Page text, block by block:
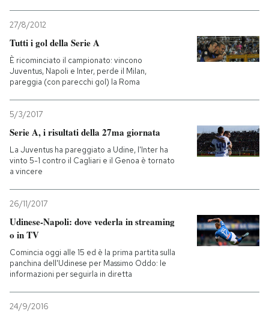
27/8/2012
Tutti i gol della Serie A
È ricominciato il campionato: vincono
Juventus, Napoli e Inter, perde il Milan,
pareggia (con parecchi gol) la Roma
5/3/2017
Serie A, i risultati della 27ma giornata
La Juventus ha pareggiato a Udine, l'Inter ha
vinto 5-1 contro il Cagliari e il Genoa è tornato
a vincere
26/11/2017
Udinese-Napoli: dove vederla in streaming
o in TV
Comincia oggi alle 15 ed è la prima partita sulla
panchina dell'Udinese per Massimo Oddo: le
informazioni per seguirla in diretta
24/9/2016